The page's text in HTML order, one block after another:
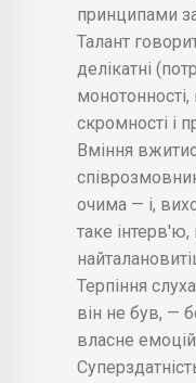
принципами
Талант
делікатні
скромності і
Вміння
очима — і,
таке інтерв'ю,
Терпіння
він не був, —
власне